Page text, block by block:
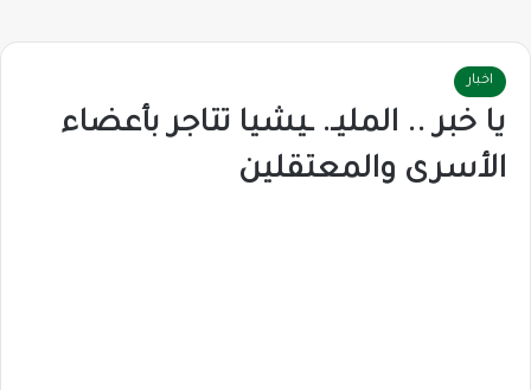
اخبار
يا خبر .. المليـ. ـيشيا تتاجر بأعضاء
الأسرى والمعتقلين